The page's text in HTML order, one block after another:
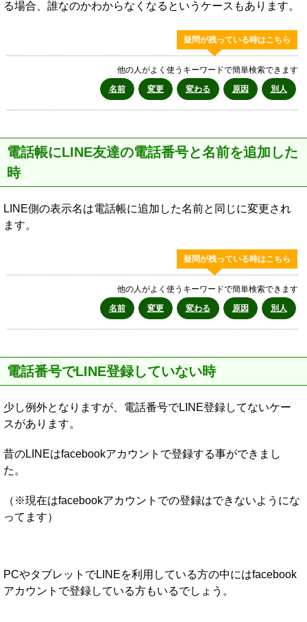
る場合、誰なのかわからなくなるというケースもあります。
疑問が残っている時はこちら
他の人がよく使うキーワードで簡単検索できます
名前
変更 変わる 原因 別人
電話帳にLINE友達の電話番号と名前を追加した
時
LINE側の表示名は電話帳に追加した名前と同じに変更され
ます。
疑問が残っている時はこちら
他の人がよく使うキーワードで簡単検索できます
名前
変更 変わる 原因 別人
電話番号でLINE登録していない時
少し例外となりますが、電話番号でLINE登録してないケー
スがあります。
昔のLINEはfacebookアカウントで登録する事ができまし
た。
（※現在はfacebookアカウントでの登録はできないようにな
ってます）
PCやタブレットでLINEを利用している方の中にはfacebook
アカウントで登録している方もいるでしょう。